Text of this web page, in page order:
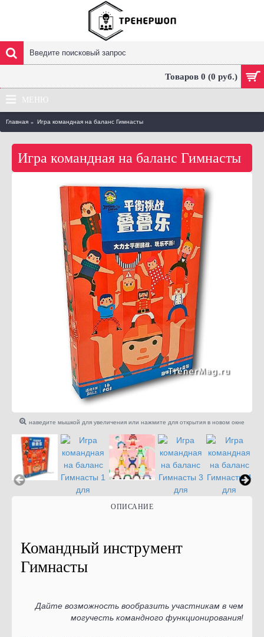
Товаров 0 (0 руб.)
МЕНЮ
Главная Игра командная на баланс Гимнасты
Игра командная на баланс Гимнасты
наведите мышкой для увеличения или нажмите для открытия в новом окне
ОПИСАНИЕ
Командный инструмент
Гимнасты
Дайте возможность вообразить участникам в чем
могучесть командного функционирования!